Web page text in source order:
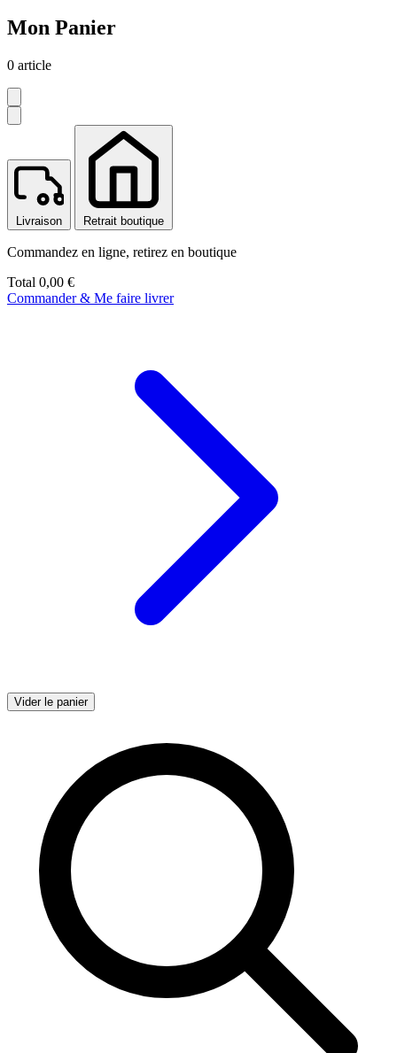
Mon Panier
0 article
Livraison Retrait boutique
Commandez en ligne, retirez en boutique
Total 0,00 €
Commander & Me faire livrer
Vider le panier